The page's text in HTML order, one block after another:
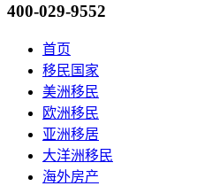
400-029-9552
首页
移民国家
美洲移民
欧洲移民
亚洲移居
大洋洲移民
海外房产